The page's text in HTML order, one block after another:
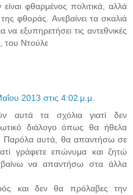
φθαρμένος πολιτικά, αλλά
φθοράς. Ανεβαίνει τα σκαλιά
να εξυπηρετήσει τις αντεθνικές
του Ντούλε
2013 στις 4:02 μ.μ.
αυτά τα σχόλια γιατί δεν
διάλογο όπως θα ήθελα
Παρόλα αυτά, θα απαντήσω σε
γράφετε επώνυμα και ζητώ
να απαντήσω στα άλλα
και δεν θα πρόλαβες την